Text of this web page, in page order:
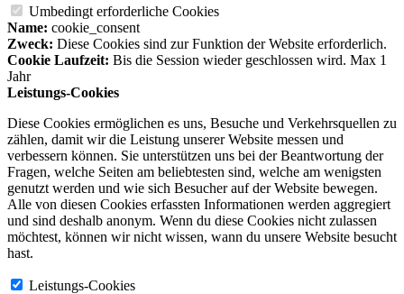
Umbedingt erforderliche Cookies
Name: cookie_consent
Zweck: Diese Cookies sind zur Funktion der Website erforderlich.
Cookie Laufzeit: Bis die Session wieder geschlossen wird. Max 1
Jahr
Leistungs-Cookies
Diese Cookies ermöglichen es uns, Besuche und Verkehrsquellen zu
zählen, damit wir die Leistung unserer Website messen und
verbessern können. Sie unterstützen uns bei der Beantwortung der
Fragen, welche Seiten am beliebtesten sind, welche am wenigsten
genutzt werden und wie sich Besucher auf der Website bewegen.
Alle von diesen Cookies erfassten Informationen werden aggregiert
und sind deshalb anonym. Wenn du diese Cookies nicht zulassen
möchtest, können wir nicht wissen, wann du unsere Website besucht
hast.
Leistungs-Cookies